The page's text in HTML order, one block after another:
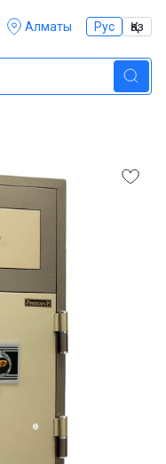
Алматы Рус Қаз